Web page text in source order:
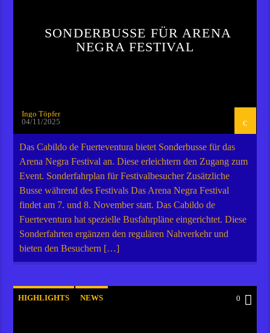
SONDERBUSSE FÜR ARENA
NEGRA FESTIVAL
Ingo Töpfer
04/11/2025
Das Cabildo de Fuerteventura bietet Sonderbusse für das
Arena Negra Festival an. Diese erleichtern den Zugang zum
Event. Sonderfahrplan für Festivalbesucher Zusätzliche
Busse während des Festivals Das Arena Negra Festival
findet am 7. und 8. November statt. Das Cabildo de
Fuerteventura hat spezielle Busfahrpläne eingerichtet. Diese
Sonderfahrten ergänzen den regulären Nahverkehr und
bieten den Besuchern […]
HIGHLIGHTS NEWS 0